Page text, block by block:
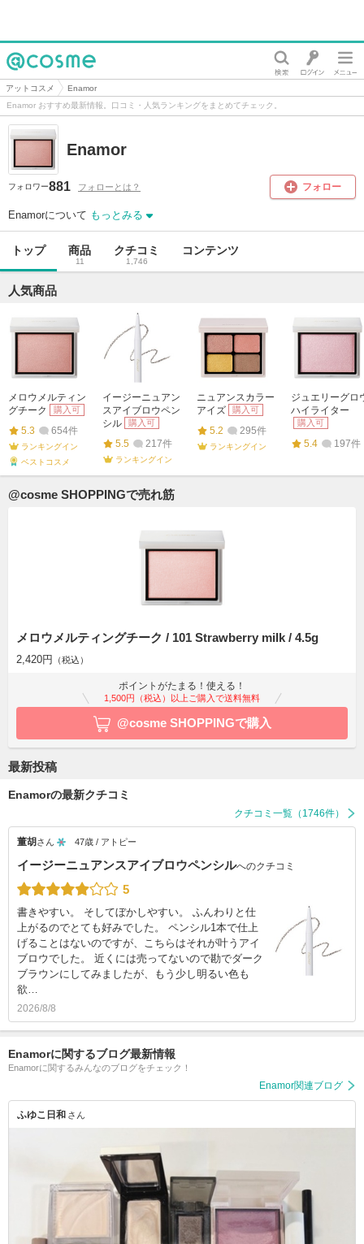
@cosme
アットコスメ
Enamor
Enamor おすすめ最新情報。口コミ・人気ランキングをまとめてチェック。
Enamor
フォロワー881 フォローとは？ フォロー
Enamorについて もっとみる
トップ 商品
11
クチコミ
1,746
コンテンツ
人気商品
メロウメルティン
グチーク
購入可
5.3 654件
ランキングイン
ベストコスメ
イージーニュアン
スアイブロウペン
シル
購入可
5.5 217件
ランキングイン
ニュアンスカラー
アイズ
購入可
5.2 295件
ランキングイン
ジュエリーグロ
ハイライター
購入可
5.4 197件
@cosme SHOPPINGで売れ筋
メロウメルティングチーク / 101 Strawberry milk / 4.5g
2,420円 （税込）
ポイントがたまる！使える！
1,500円（税込）以上ご購入で送料無料
@cosme SHOPPINGで購入
最新投稿
Enamorの最新クチコミ
クチコミ一覧（1746件）
董胡 さん 47歳 / アトピー
イージーニュアンスアイブロウペンシルへのクチコミ
5
書きやすい。 そしてぼかしやすい。 ふんわりと仕
上がるのでとても好みでした。 ペンシル1本で仕上
げることはないのですが、こちらはそれが叶うアイ
ブロウでした。 近くには売ってないので勘でダーク
ブラウンにしてみましたが、もう少し明るい色も
欲…
2026/8/8
Enamorに関するブログ最新情報
Enamorに関するみんなのブログをチェック！
Enamor関連ブログ
ふゆこ日和 さん